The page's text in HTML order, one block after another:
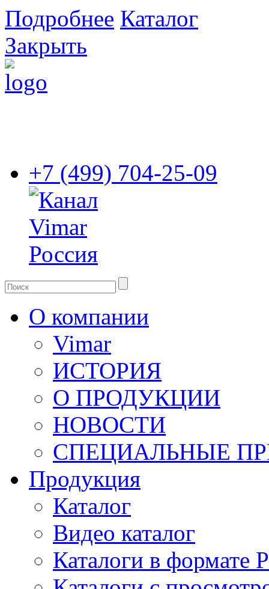
Подробнее Каталог
Закрыть
+7 (499) 704-25-09
О компании
Vimar
ИСТОРИЯ
О ПРОДУКЦИИ
НОВОСТИ
СПЕЦИАЛЬНЫЕ
Продукция
Каталог
Видео каталог
Каталоги в формате